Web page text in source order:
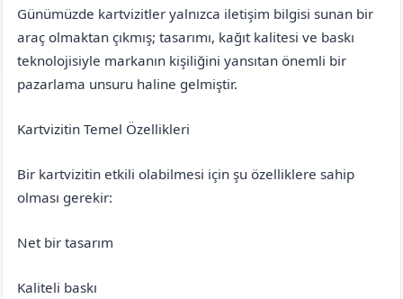
Günümüzde kartvizitler yalnızca iletişim bilgisi sunan bir
araç olmaktan çıkmış; tasarımı, kağıt kalitesi ve baskı
teknolojisiyle markanın kişiliğini yansıtan önemli bir
pazarlama unsuru haline gelmiştir.
Kartvizitin Temel Özellikleri
Bir kartvizitin etkili olabilmesi için şu özelliklere sahip
olması gerekir:
Net bir tasarım
Kaliteli baskı